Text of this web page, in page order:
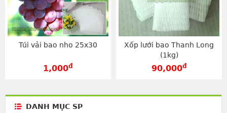
Túi vải bao nho 25x30
1,000đ
Xốp lưới bao Thanh Long
(1kg)
90,000đ
DANH MỤC SP